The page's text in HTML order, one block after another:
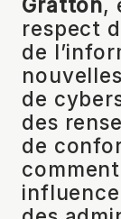
respect
de
de
des
de